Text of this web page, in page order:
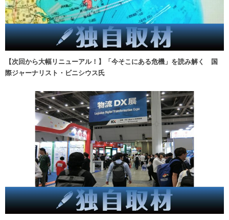
【次回から大幅リニューアル！】「今そこにある危機」を読み解く 国
際ジャーナリスト・ビニシウス氏